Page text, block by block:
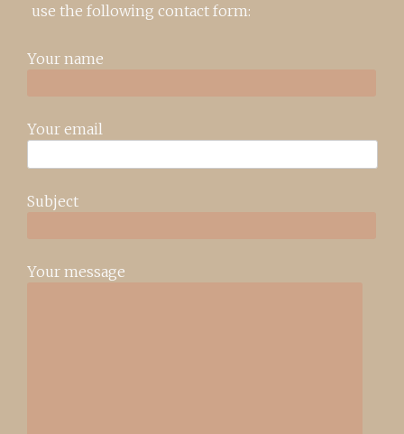
use the following contact form:
Your name
Your email
Subject
Your message